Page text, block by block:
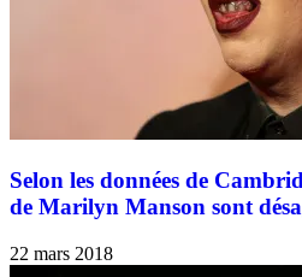
Selon les données de
de Marilyn Manson sont
22 mars 2018